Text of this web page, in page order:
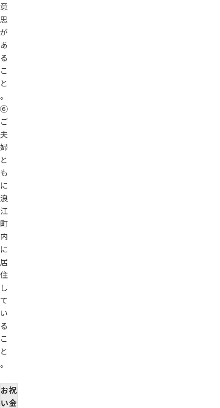
意
思
が
あ
る
こ
と
。
⑥
ご
夫
婦
と
も
に
浪
江
町
内
に
居
住
し
て
い
る
こ
と
。
お祝
い金